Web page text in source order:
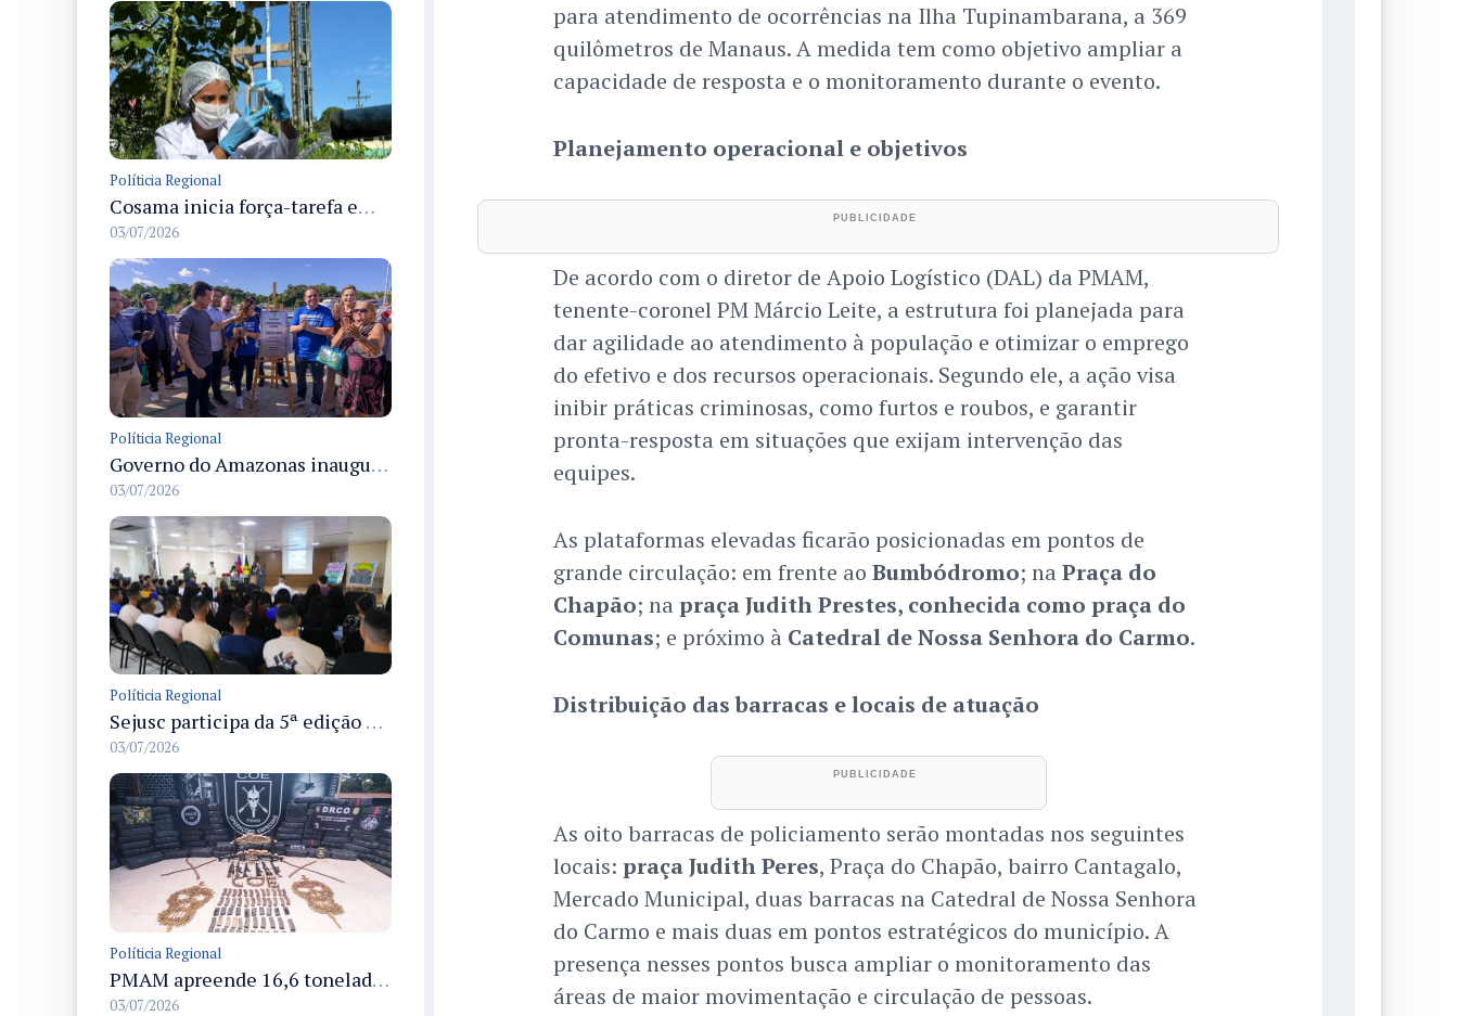
Políticia Regional
Cosama inicia força-tarefa em Anamã para fortalecer abastecimento de água e segurança hídrica da população
03/07/2026
Políticia Regional
Governo do Amazonas inaugura primeiro Castramóvel Fluvial para atendimento veterinário às comunidades ribeirinhas e castração gratuita
03/07/2026
Políticia Regional
Sejusc participa da 5ª edição do Caminhos Literários com foco na cultura hip-hop nas unidades socioeducativas
03/07/2026
Políticia Regional
PMAM apreende 16,6 toneladas de entorpecentes e registra aumento nas prisões em flagrante e nas capturas de foragidos no primeiro semestre de 2026
03/07/2026
para atendimento de ocorrências na Ilha Tupinambarana, a 369
quilômetros de Manaus. A medida tem como objetivo ampliar a
capacidade de resposta e o monitoramento durante o evento.
Planejamento operacional e objetivos
De acordo com o diretor de Apoio Logístico (DAL) da PMAM,
tenente-coronel PM Márcio Leite, a estrutura foi planejada para
dar agilidade ao atendimento à população e otimizar o emprego
do efetivo e dos recursos operacionais. Segundo ele, a ação visa
inibir práticas criminosas, como furtos e roubos, e garantir
pronta-resposta em situações que exijam intervenção das
equipes.
As plataformas elevadas ficarão posicionadas em pontos de
grande circulação: em frente ao Bumbódromo; na Praça do
Chapão; na praça Judith Prestes, conhecida como praça do
Comunas; e próximo à Catedral de Nossa Senhora do Carmo.
Distribuição das barracas e locais de atuação
As oito barracas de policiamento serão montadas nos seguintes
locais: praça Judith Peres, Praça do Chapão, bairro Cantagalo,
Mercado Municipal, duas barracas na Catedral de Nossa Senhora
do Carmo e mais duas em pontos estratégicos do município. A
presença nesses pontos busca ampliar o monitoramento das
áreas de maior movimentação e circulação de pessoas.